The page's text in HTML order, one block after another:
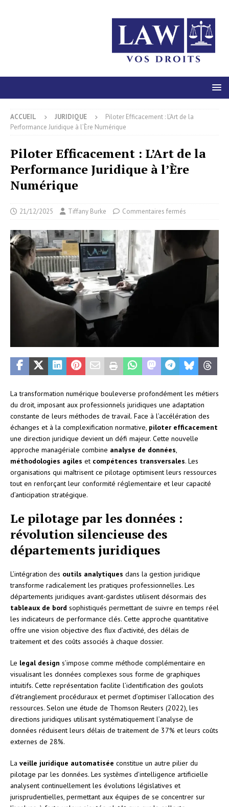
ACCUEIL JURIDIQUE
Piloter Efficacement : L’Art de la
Performance Juridique à l’Ère Numérique
Piloter Efficacement : L’Art de la
Performance Juridique à l’Ère
Numérique
21/12/2025 Tiffany Burke Commentaires fermés
La transformation numérique bouleverse profondément les métiers
du droit, imposant aux professionnels juridiques une adaptation
constante de leurs méthodes de travail. Face à l’accélération des
échanges et à la complexification normative, piloter efficacement
une direction juridique devient un défi majeur. Cette nouvelle
approche managériale combine analyse de données,
méthodologies agiles et compétences transversales. Les
organisations qui maîtrisent ce pilotage optimisent leurs ressources
tout en renforçant leur conformité réglementaire et leur capacité
d’anticipation stratégique.
Le pilotage par les données :
révolution silencieuse des
départements juridiques
L’intégration des outils analytiques dans la gestion juridique
transforme radicalement les pratiques professionnelles. Les
départements juridiques avant-gardistes utilisent désormais des
tableaux de bord sophistiqués permettant de suivre en temps réel
les indicateurs de performance clés. Cette approche quantitative
offre une vision objective des flux d’activité, des délais de
traitement et des coûts associés à chaque dossier.
Le legal design s’impose comme méthode complémentaire en
visualisant les données complexes sous forme de graphiques
intuitifs. Cette représentation facilite l’identification des goulots
d’étranglement procéduraux et permet d’optimiser l’allocation des
ressources. Selon une étude de Thomson Reuters (2022), les
directions juridiques utilisant systématiquement l’analyse de
données réduisent leurs délais de traitement de 37% et leurs coûts
externes de 28%.
La veille juridique automatisée constitue un autre pilier du
pilotage par les données. Les systèmes d’intelligence artificielle
analysent continuellement les évolutions législatives et
jurisprudentielles, permettant aux équipes de se concentrer sur